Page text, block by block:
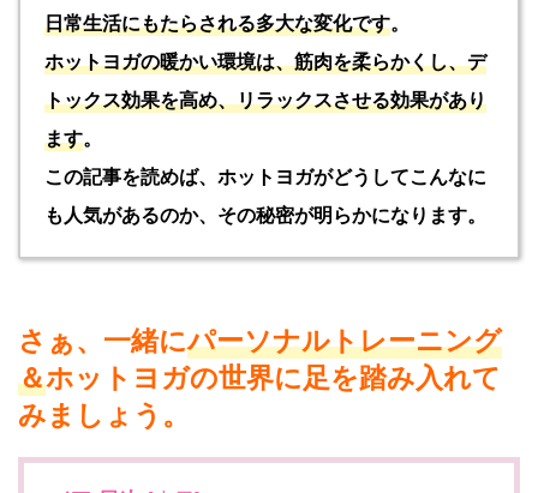
日常生活にもたらされる多大な変化です。
ホットヨガの暖かい環境は、筋肉を柔らかくし、デ
トックス効果を高め、リラックスさせる効果があり
ます。
この記事を読めば、ホットヨガがどうしてこんなに
も人気があるのか、その秘密が明らかになります。
さぁ、一緒にパーソナルトレーニング
＆ホットヨガの世界に足を踏み入れて
みましょう。